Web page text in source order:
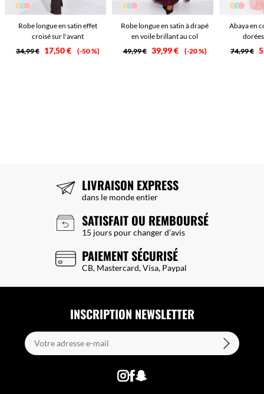
Robe longue en satin effet
croisé sur l'avant
34,99 €
17,50 € -50 %
Robe longue en satin à drapé
en voile brillant au col
49,99 € 39,99 € -20 %
Abaya en
74,99 €
LIVRAISON EXPRESS
dans le monde entier
SATISFAIT OU REMBOURSÉ
15 jours pour changer d’avis
PAIEMENT SÉCURISÉ
CB, Mastercard, Visa, Paypal
INSCRIPTION NEWSLETTER